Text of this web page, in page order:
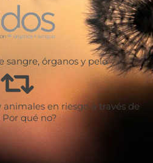
sangre, órganos y pelo
en riesgo a través de
Por qué no?